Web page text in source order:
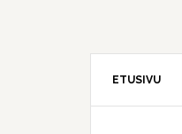
ETUSIVU